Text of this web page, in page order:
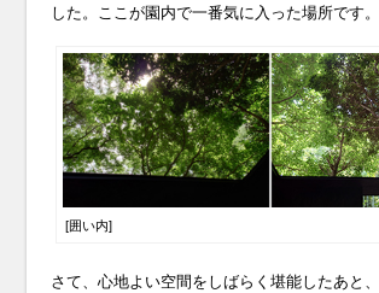
した。ここが園内で一番気に入った場所です。
[囲い内]
さて、心地よい空間をしばらく堪能したあと